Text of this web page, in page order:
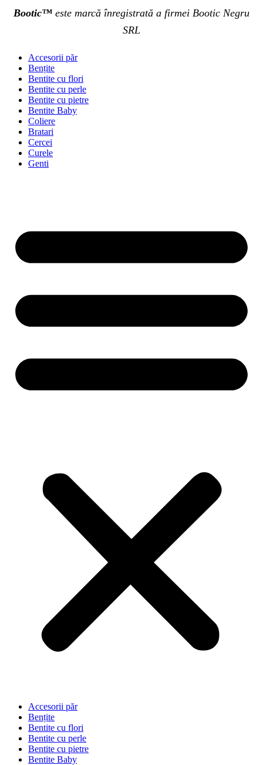
Bootic™ este marcă înregistrată a firmei Bootic Negru
SRL
Accesorii păr
Bențite
Bentite cu flori
Bentite cu perle
Bentite cu pietre
Bentite Baby
Coliere
Bratari
Cercei
Curele
Genti
Accesorii păr
Bențite
Bentite cu flori
Bentite cu perle
Bentite cu pietre
Bentite Baby